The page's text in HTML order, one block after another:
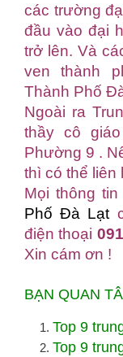
các trường
đầu vào đại
trở lên. Và
ven thành
Thành Phố
Ngoài ra
thầy cô
Phường 9 .
thì có thể liên
Mọi thông tin
Phố Đà Lạt
điện thoại
Xin cám ơn !
BẠN QUAN
Top 9
Top 9